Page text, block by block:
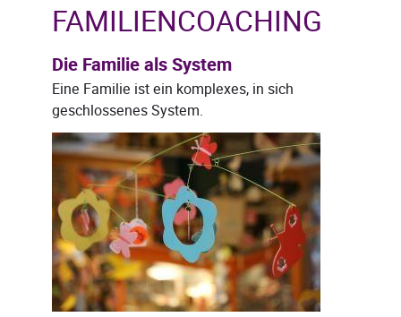
FAMILIENCOACHING
Die Familie als System
Eine Familie ist ein komplexes, in sich
geschlossenes System.